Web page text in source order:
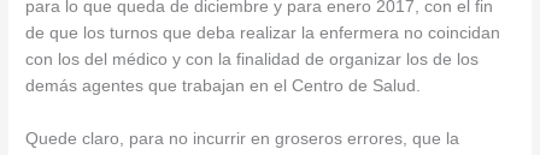
para lo que queda de diciembre y para enero 2017, con el fin
de que los turnos que deba realizar la enfermera no coincidan
con los del médico y con la finalidad de organizar los de los
demás agentes que trabajan en el Centro de Salud.
Quede claro, para no incurrir en groseros errores, que la